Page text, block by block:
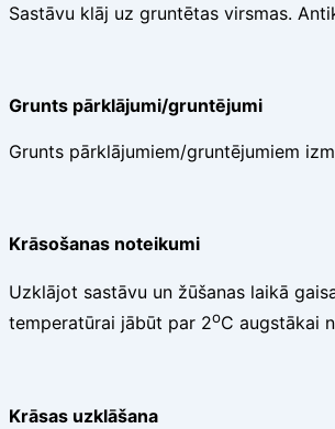
Sastāvu klāj uz gruntētas virsmas.
Grunts pārklājumi/gruntējumi
Grunts pārklājumiem/gruntējumiem
Krāsošanas noteikumi
Uzklājot sastāvu un žūšanas laikā
temperatūrai jābūt par 2oC augstākai
Krāsas uzklāšana